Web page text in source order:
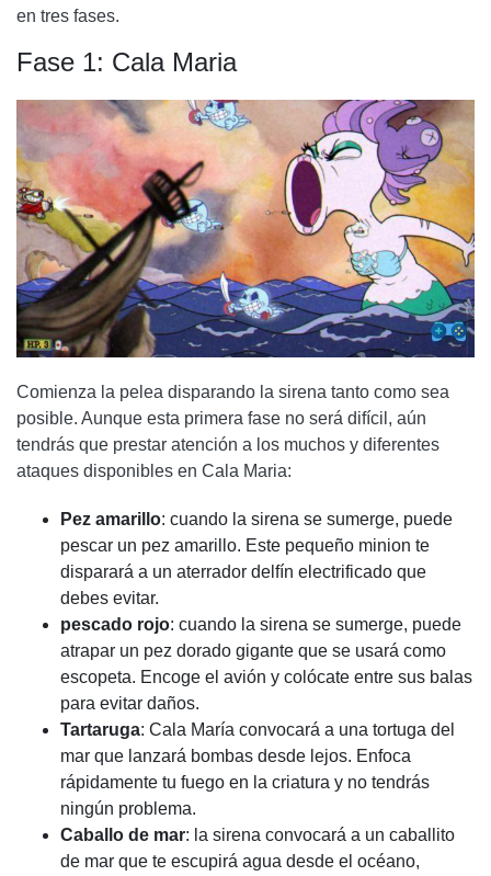
en tres fases.
Fase 1: Cala Maria
Comienza la pelea disparando la sirena tanto como sea
posible. Aunque esta primera fase no será difícil, aún
tendrás que prestar atención a los muchos y diferentes
ataques disponibles en Cala Maria:
Pez amarillo: cuando la sirena se sumerge, puede
pescar un pez amarillo. Este pequeño minion te
disparará a un aterrador delfín electrificado que
debes evitar.
pescado rojo: cuando la sirena se sumerge, puede
atrapar un pez dorado gigante que se usará como
escopeta. Encoge el avión y colócate entre sus balas
para evitar daños.
Tartaruga: Cala María convocará a una tortuga del
mar que lanzará bombas desde lejos. Enfoca
rápidamente tu fuego en la criatura y no tendrás
ningún problema.
Caballo de mar: la sirena convocará a un caballito
de mar que te escupirá agua desde el océano,